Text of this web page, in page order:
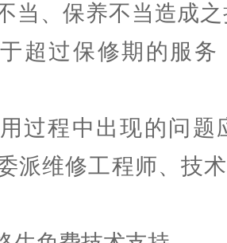
当、保养不当造成
超过保修期的服务
过程中出现的问题
派维修工程师、技